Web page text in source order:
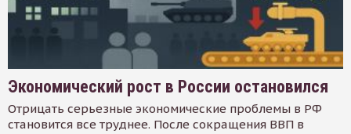
Экономический рост в России остановился
Отрицать серьезные экономические проблемы в РФ
становится все труднее. После сокращения ВВП в